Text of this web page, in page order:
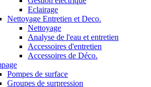
Eclairage
Nettoyage Entretien et Deco.
Nettoyage
Analyse de l'eau et entretien
Accessoires d'entretien
Accessoires de Déco.
Pompes de surface
Groupes de surpression